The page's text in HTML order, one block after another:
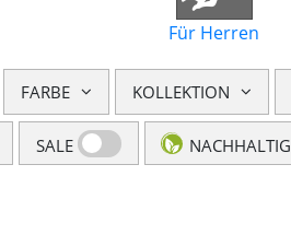
Für Herren
FARBE KOLLEKTION
SALE NACHHALTIG